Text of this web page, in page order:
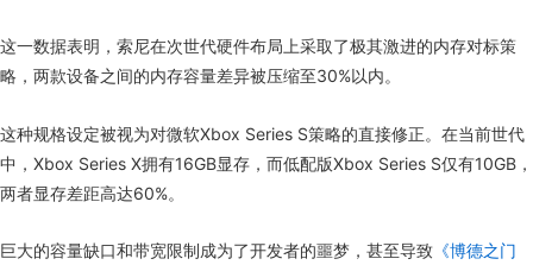
这一数据表明，索尼在次世代硬件布局上采取了极其激进的内存对标策
略，两款设备之间的内存容量差异被压缩至30%以内。
这种规格设定被视为对微软Xbox Series S策略的直接修正。在当前世代
中，Xbox Series X拥有16GB显存，而低配版Xbox Series S仅有10GB，
两者显存差距高达60%。
巨大的容量缺口和带宽限制成为了开发者的噩梦，甚至导致 《博德之门